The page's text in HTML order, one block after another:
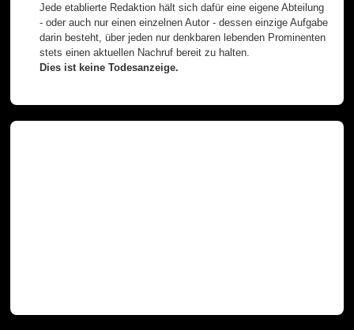
Jede etablierte Redaktion hält sich dafür eine eigene Abteilung
- oder auch nur einen einzelnen Autor - dessen einzige Aufgabe
darin besteht, über jeden nur denkbaren lebenden Prominenten
stets einen aktuellen Nachruf bereit zu halten.
Dies ist keine Todesanzeige.